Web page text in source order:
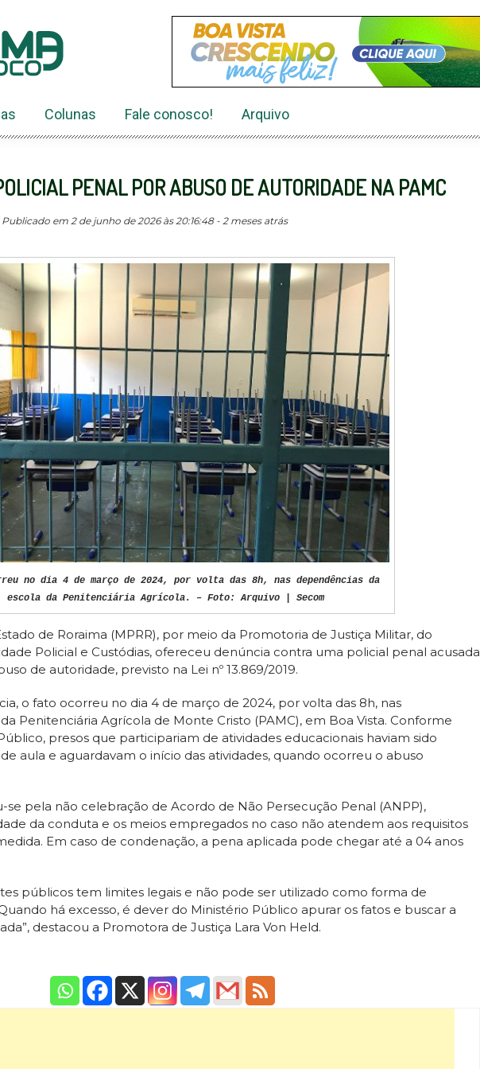
Colunas Fale conosco! Arquivo
PENAL POR ABUSO DE AUTORIDADE NA PAMC
Publicado em 2 de junho de 2026 às 20:16:48 - 2 meses atrás
no dia 4 de março de 2024, por volta das 8h, nas dependências da
escola da Penitenciária Agrícola. – Foto: Arquivo | Secom
de Roraima (MPRR), por meio da Promotoria de Justiça Militar, do
Policial e Custódias, ofereceu denúncia contra uma policial penal acusada
de autoridade, previsto na Lei nº 13.869/2019.
o fato ocorreu no dia 4 de março de 2024, por volta das 8h, nas
Penitenciária Agrícola de Monte Cristo (PAMC), em Boa Vista. Conforme
presos que participariam de atividades educacionais haviam sido
aula e aguardavam o início das atividades, quando ocorreu o abuso
pela não celebração de Acordo de Não Persecução Penal (ANPP),
da conduta e os meios empregados no caso não atendem aos requisitos
Em caso de condenação, a pena aplicada pode chegar até a 04 anos
públicos tem limites legais e não pode ser utilizado como forma de
há excesso, é dever do Ministério Público apurar os fatos e buscar a
destacou a Promotora de Justiça Lara Von Held.